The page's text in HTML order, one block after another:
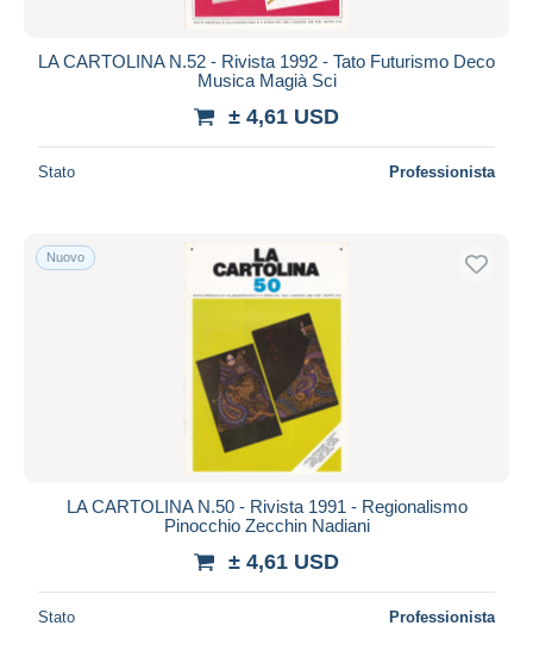
LA CARTOLINA N.52 - Rivista 1992 - Tato Futurismo Deco
Musica Magià Sci
± 4,61 USD
Stato Professionista
Nuovo
LA CARTOLINA N.50 - Rivista 1991 - Regionalismo
Pinocchio Zecchin Nadiani
± 4,61 USD
Stato Professionista